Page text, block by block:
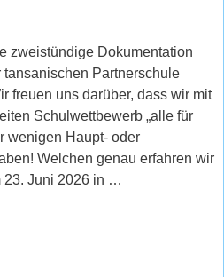
zweistündige Dokumentation
tansanischen Partnerschule
freuen uns darüber, dass wir mit
Schulwettbewerb „alle für
wenigen Haupt- oder
Welchen genau erfahren wir
23. Juni 2026 in …